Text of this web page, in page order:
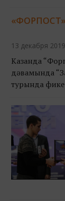
13 декабря
Казанда
дәвамында
турында